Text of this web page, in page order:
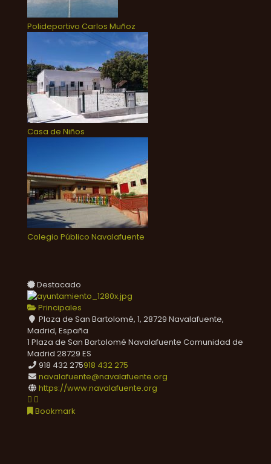
Polideportivo Carlos Muñoz
Casa de Niños
Colegio Público Navalafuente
Destacado
Principales
Plaza de San Bartolomé, 1, 28729 Navalafuente,
Madrid, España
1 Plaza de San Bartolomé Navalafuente Comunidad de
Madrid 28729 ES
918 432 275918 432 275
navalafuente@navalafuente.org
https://www.navalafuente.org
Bookmark